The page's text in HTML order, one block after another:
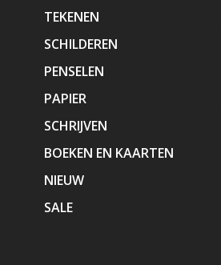
TEKENEN
SCHILDEREN
PENSELEN
PAPIER
SCHRIJVEN
BOEKEN EN KAARTEN
NIEUW
SALE